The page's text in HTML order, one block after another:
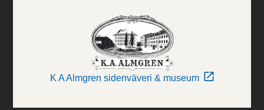
K A Almgren sidenväveri & museum